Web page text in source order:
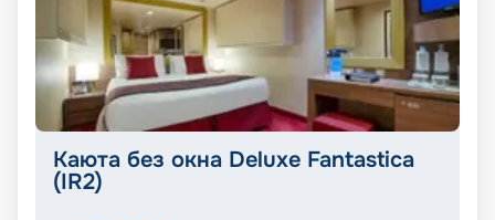
Каюта без окна Deluxe Fantastica
(IR2)